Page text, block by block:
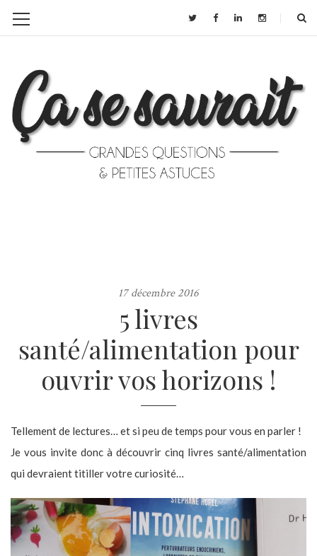
17 décembre 2016
5 livres
santé/alimentation pour
ouvrir vos horizons !
Tellement de lectures… et si peu de temps pour vous en parler !
Je vous invite donc à découvrir cinq livres santé/alimentation
qui devraient titiller votre curiosité…